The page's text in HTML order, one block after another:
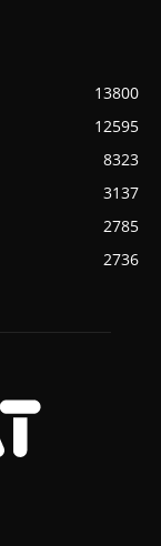
13800
12595
8323
3137
2785
2736